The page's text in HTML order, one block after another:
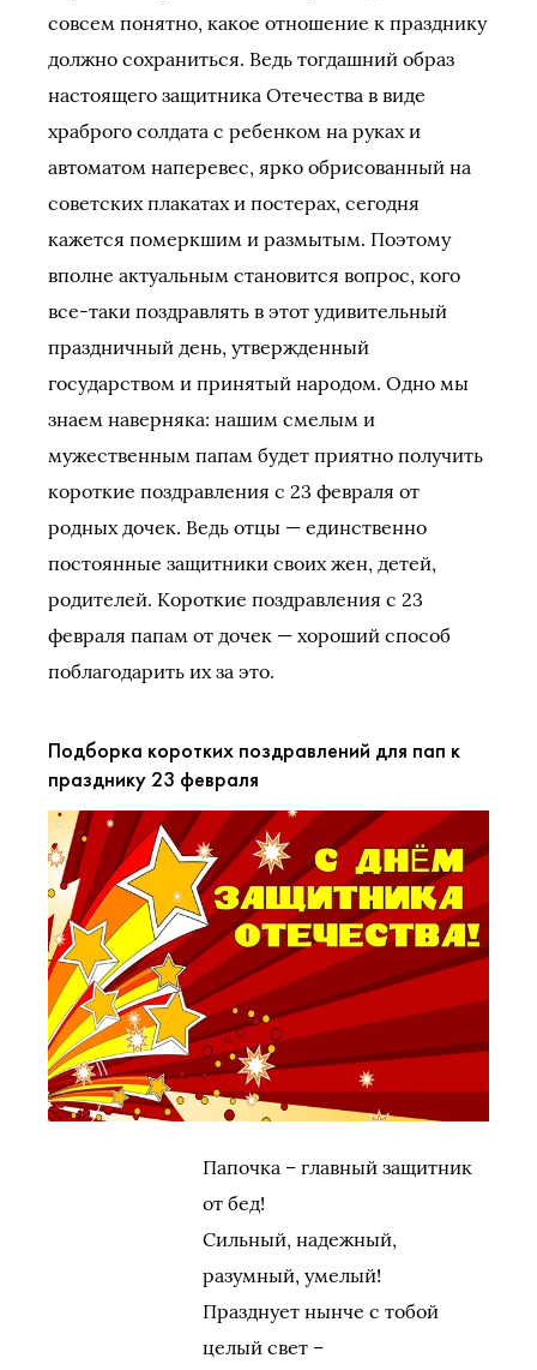
совсем понятно, какое отношение к празднику
должно сохраниться. Ведь тогдашний образ
настоящего защитника Отечества в виде
храброго солдата с ребенком на руках и
автоматом наперевес, ярко обрисованный на
советских плакатах и постерах, сегодня
кажется померкшим и размытым. Поэтому
вполне актуальным становится вопрос, кого
все-таки поздравлять в этот удивительный
праздничный день, утвержденный
государством и принятый народом. Одно мы
знаем наверняка: нашим смелым и
мужественным папам будет приятно получить
короткие поздравления с 23 февраля от
родных дочек. Ведь отцы — единственно
постоянные защитники своих жен, детей,
родителей. Короткие поздравления с 23
февраля папам от дочек — хороший способ
поблагодарить их за это.
Подборка коротких поздравлений для пап к
празднику 23 февраля
Папочка – главный защитник
от бед!
Сильный, надежный,
разумный, умелый!
Празднует нынче с тобой
целый свет –